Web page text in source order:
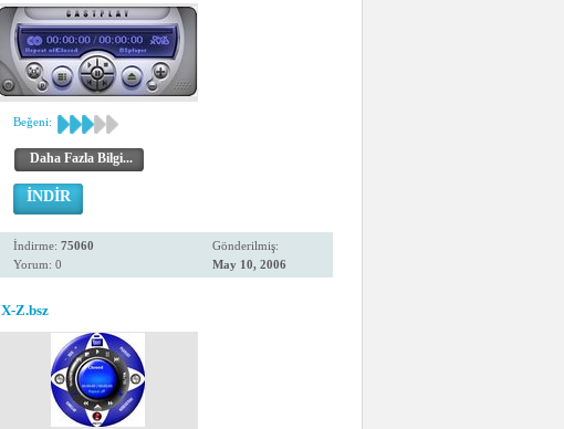
Beğeni:
Daha Fazla Bilgi...
İNDİR
İndirme: 75060
Yorum: 0
Gönderilmiş:
May 10, 2006
X-Z.bsz